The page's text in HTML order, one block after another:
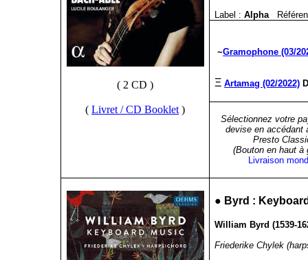
( 2 CD )
( Livret / CD Booklet )
Label :Alpha
~Gramophone (03/
ΞArtamag (02/2022)
Sélectionnez votre
devise en accédant
Presto
(Bouton en haut à
Livraison
● Byrd :
William Byrd (1539-
Friederike Chylek